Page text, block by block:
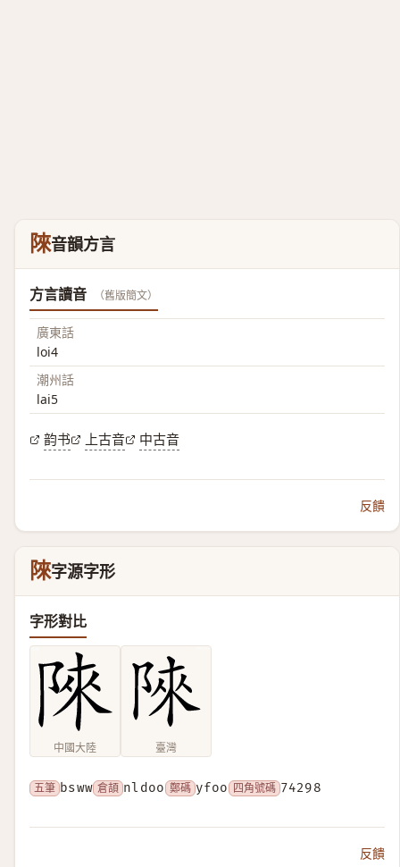
䧒音韻方言
方言讀音 （舊版簡文）
廣東話
loi4
潮州話
lai5
韵书 上古音 中古音
反饋
䧒字源字形
字形對比
中國大陸 臺灣
五筆 bsww 倉頡 nldoo 鄭碼 yfoo 四角號碼 74298
反饋